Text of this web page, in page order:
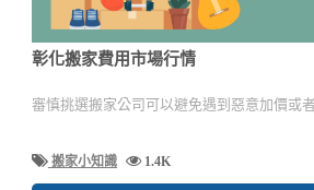
彰化搬家費用市場行情
審慎挑選搬家公司可以避免遇到惡意加價或
搬家小知識 1.4K